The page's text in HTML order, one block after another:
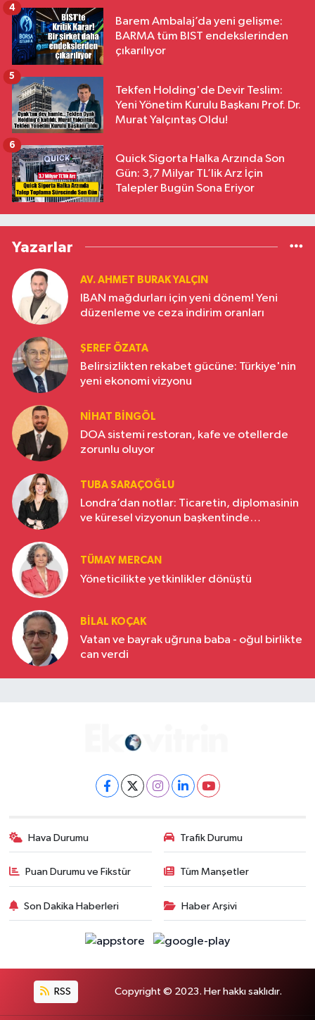
Barem Ambalaj’da yeni gelişme:
BARMA tüm BIST endekslerinden
çıkarılıyor
4
Tekfen Holding'de Devir Teslim:
Yeni Yönetim Kurulu Başkanı Prof. Dr.
Murat Yalçıntaş Oldu!
5
Quick Sigorta Halka Arzında Son
Gün: 3,7 Milyar TL’lik Arz İçin
Talepler Bugün Sona Eriyor
6
Yazarlar
AV. AHMET BURAK YALÇIN
IBAN mağdurları için yeni dönem! Yeni
düzenleme ve ceza indirim oranları
ŞEREF ÖZATA
Belirsizlikten rekabet gücüne: Türkiye'nin
yeni ekonomi vizyonu
NIHAT BINGÖL
DOA sistemi restoran, kafe ve otellerde
zorunlu oluyor
TUBA SARAÇOĞLU
Londra’dan notlar: Ticaretin, diplomasinin
ve küresel vizyonun başkentinde
TÜMAY MERCAN
Yöneticilikte yetkinlikler dönüştü
BILAL KOÇAK
Vatan ve bayrak uğruna baba - oğul birlikte
can verdi
Hava Durumu Trafik Durumu
Puan Durumu ve Fikstür Tüm Manşetler
Son Dakika Haberleri Haber Arşivi
RSS Copyright © 2023. Her hakkı saklıdır.